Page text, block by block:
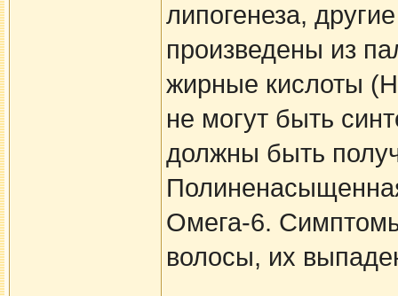
липогенеза,
произведены из
жирные кислоты
не могут быть
должны быть
Омега-6.
волосы, их